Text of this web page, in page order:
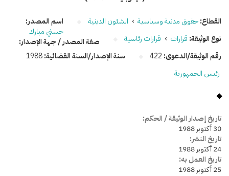
القطاع:حقوق مدنية وسياسية › الشئون الدينية
نوع الوثيقة: قرارات › قرارات رئاسية
رقم الوثيقة/الدعوى: 422 سنة الإصدار/السنة القضائية:1988
اسم المصدر:
حسني مبارك
صفة المصدر / جهة الإصدار:
رئيس الجمهورية
تاريخ إصدار الوثيقة / الحكم:
30 أكتوبر 1988
تاريخ النشر:
24 أكتوبر 1988
تاريخ العمل به:
25 أكتوبر 1988